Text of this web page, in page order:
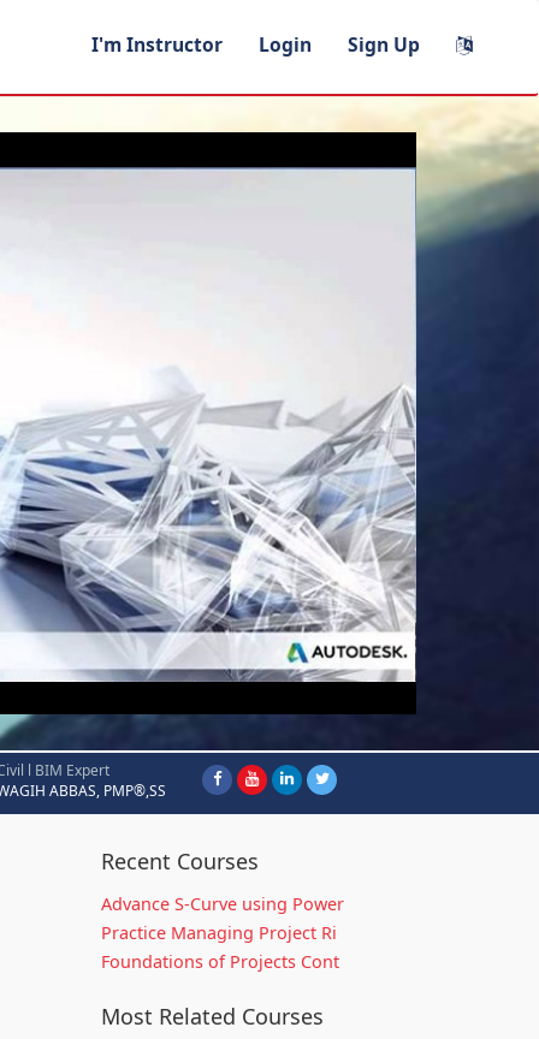
I'm Instructor Login Sign Up
l BIM Expert
ABBAS, PMP®,SS
Recent Courses
Advance S-Curve using Power
Practice Managing Project Ri
Foundations of Projects Cont
Most Related Courses